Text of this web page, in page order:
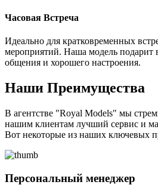
Часовая Встреча
Идеально для кратковременных
мероприятий. Наша модель подарит
общения и хорошего настроения.
Наши Преимущества
В агентстве "Royal Models" мы
нашим клиентам лучший сервис и
Вот некоторые из наших ключевых
Персональный менеджер